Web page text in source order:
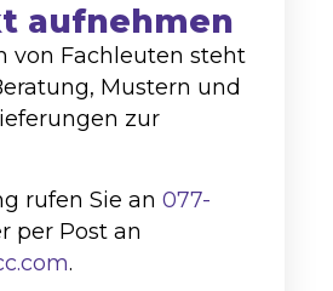
aufnehmen
von Fachleuten steht
Mustern und
zur
rufen Sie an 077-
per Post an
.